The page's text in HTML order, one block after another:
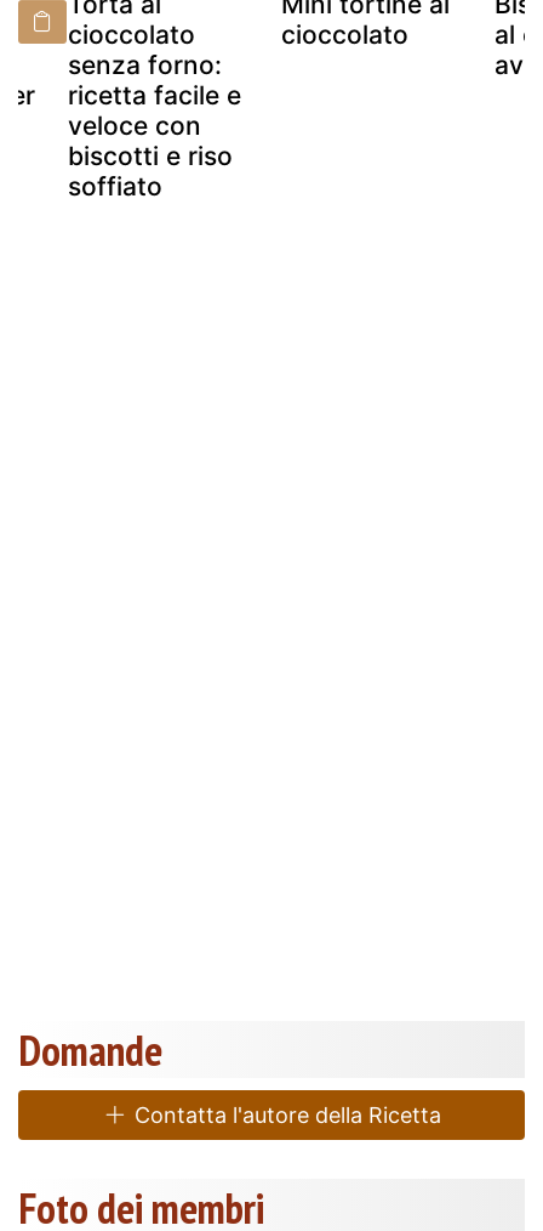
cioccolato
senza forno:
ricetta facile e
veloce con
biscotti e riso
soffiato
cioccolato
al
Domande
Contatta l'autore della Ricetta
Foto dei membri